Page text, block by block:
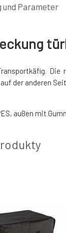
und Parameter
der anderen
außen mit